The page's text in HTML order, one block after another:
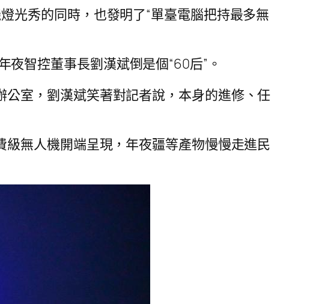
光秀的同時，也發明了“單臺電腦把持最多無
智控董事長劉漢斌倒是個“60后”。
室，劉漢斌笑著對記者說，本身的進修、任
無人機開端呈現，年夜疆等產物慢慢走進民